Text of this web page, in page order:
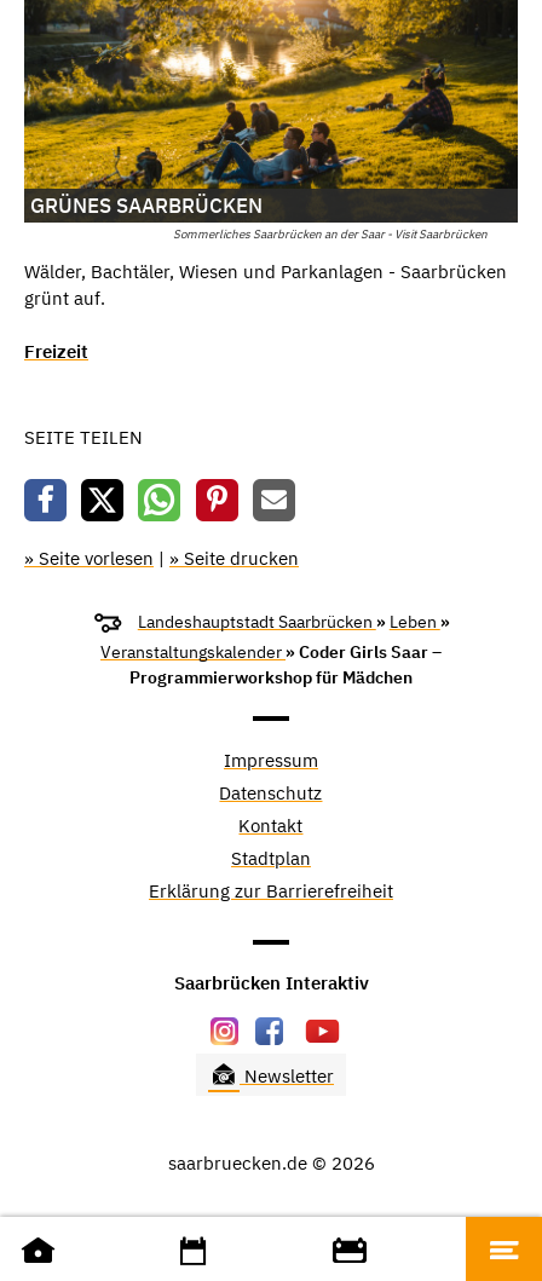
Sommerliches Saarbrücken an der Saar - Visit Saarbrücken
GRÜNES SAARBRÜCKEN
Wälder, Bachtäler, Wiesen und Parkanlagen - Saarbrücken
grünt auf.
Freizeit
SEITE TEILEN
» Seite vorlesen | » Seite drucken
Landeshauptstadt Saarbrücken » Leben »
Veranstaltungskalender » Coder Girls Saar –
Programmierworkshop für Mädchen
Impressum
Datenschutz
Kontakt
Stadtplan
Erklärung zur Barrierefreiheit
Saarbrücken Interaktiv
Newsletter
saarbruecken.de © 2026